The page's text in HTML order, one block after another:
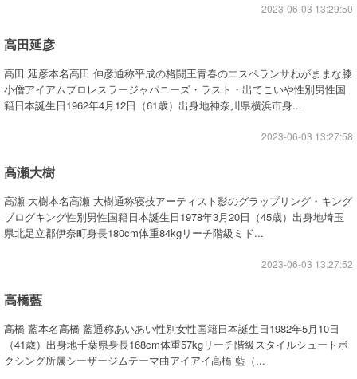
2023-06-03 13:29:50
高田延彦
高田 延彦本名高田 伸彦通称平成の格闘王青春のエスペランサわがままな膝
小僧アイアムプロレスラージャパニーズ・ラスト・出てこいや性別男性国
籍日本誕生日1962年4月12日（61歳）出身地神奈川県横浜市身...
2023-06-03 13:27:58
高瀬大樹
高瀬 大樹本名高瀬 大樹通称寝技アーティスト影のグラップリング・キング
ブログキング性別男性国籍日本誕生日1978年3月20日（45歳）出身地埼玉
県北足立郡伊奈町身長180cm体重84kgリーチ階級ミド...
2023-06-03 13:27:52
高橋藍
高橋 藍本名高橋 藍通称あいあい性別女性国籍日本誕生日1982年5月10日
（41歳）出身地千葉県身長168cm体重57kgリーチ階級スタイルシュートボ
クシング所属シーザージムテーマ曲アイアイ高橋 藍（...